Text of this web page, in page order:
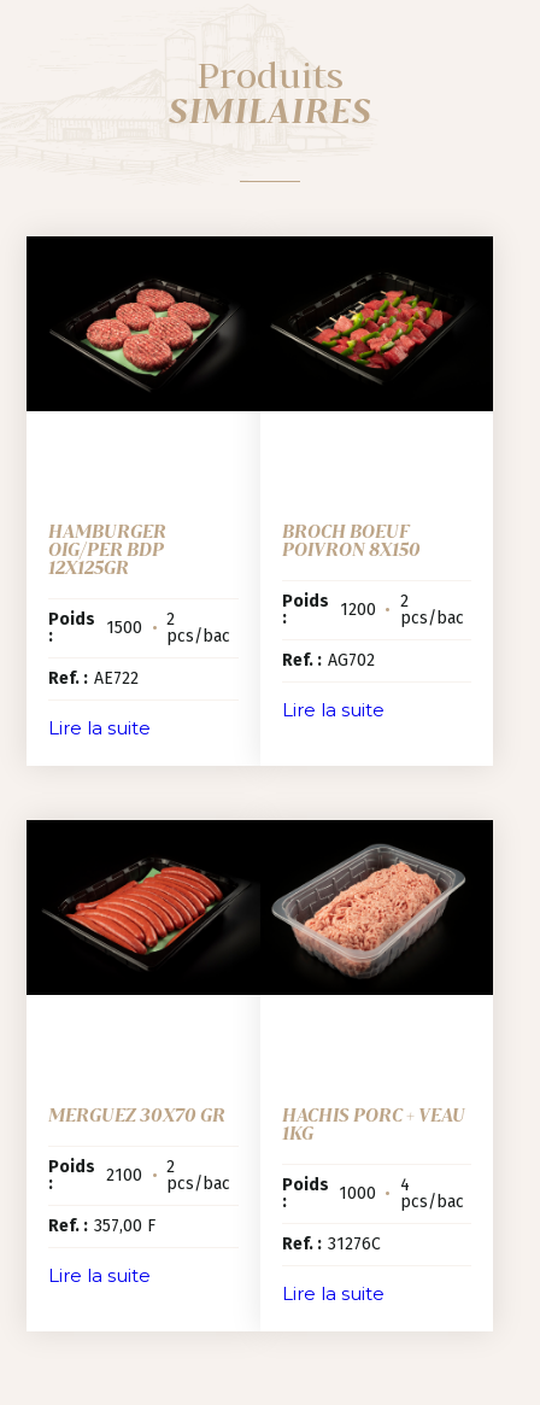
Produits
SIMILAIRES
HAMBURGER
OIG/PER BDP
12X125GR
Poids
:
1500 • 2
pcs/bac
Ref. : AE722
Lire la suite
BROCH BOEUF
POIVRON 8X150
Poids
:
1200 • 2
pcs/bac
Ref. : AG702
Lire la suite
MERGUEZ 30X70 GR
Poids
:
2100 • 2
pcs/bac
Ref. : 357,00 F
Lire la suite
HACHIS PORC + VEAU
1KG
Poids
:
1000 • 4
pcs/bac
Ref. : 31276C
Lire la suite